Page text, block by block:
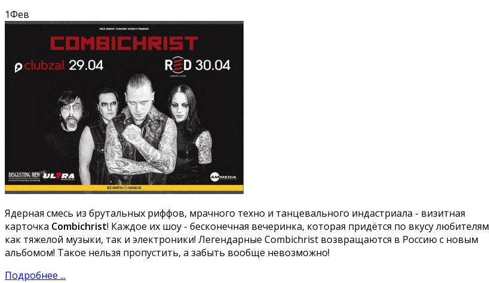
1Фев
Ядерная смесь из брутальных риффов, мрачного техно и танцевального индастриала - визитная
карточка Combichrist! Каждое их шоу - бесконечная вечеринка, которая придётся по вкусу любителям
как тяжелой музыки, так и электроники! Легендарные Combichrist возвращаются в Россию с новым
альбомом! Такое нельзя пропустить, а забыть вообще невозможно!
Подробнее ...